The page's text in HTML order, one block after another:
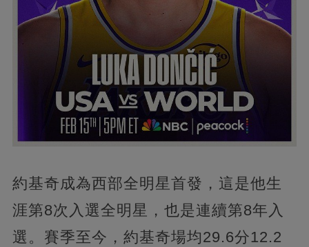
約基奇成為西部全明星首發，這是他生
涯第8次入選全明星，也是連續第8年入
選。賽季至今，約基奇場均29.6分12.2